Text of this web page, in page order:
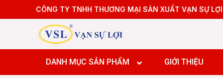
to
CÔNG TY TNHH THƯƠNG MẠI SẢN XUẤT VẠN SỰ LỢI
DANH MỤC SẢN PHẨM GIỚI THIỆU
Máy
Máy